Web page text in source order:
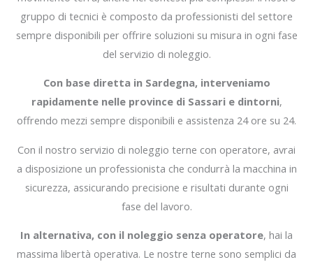
gruppo di tecnici è composto da professionisti del settore
sempre disponibili per offrire soluzioni su misura in ogni fase
del servizio di noleggio.
Con base diretta in Sardegna, interveniamo
rapidamente nelle province di Sassari e dintorni,
offrendo mezzi sempre disponibili e assistenza 24 ore su 24.
Con il nostro servizio di noleggio terne con operatore, avrai
a disposizione un professionista che condurrà la macchina in
sicurezza, assicurando precisione e risultati durante ogni
fase del lavoro.
In alternativa, con il noleggio senza operatore, hai la
massima libertà operativa. Le nostre terne sono semplici da